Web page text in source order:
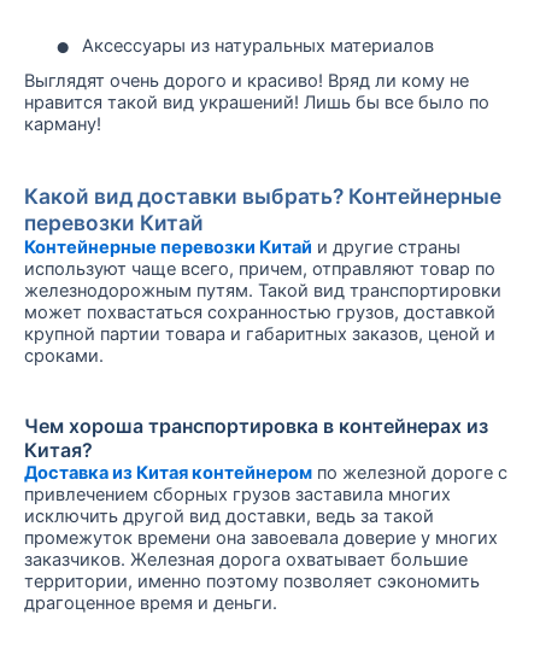
•
Аксессуары из натуральных материалов
Выглядят очень дорого и красиво! Вряд ли кому не
нравится такой вид украшений! Лишь бы все было по
карману!
Какой вид доставки выбрать? Контейнерные
перевозки Китай
Контейнерные перевозки Китай и другие страны
используют чаще всего, причем, отправляют товар по
железнодорожным путям. Такой вид транспортировки
может похвастаться сохранностью грузов, доставкой
крупной партии товара и габаритных заказов, ценой и
сроками.
Чем хороша транспортировка в контейнерах из
Китая?
Доставка из Китая контейнером по железной дороге с
привлечением сборных грузов заставила многих
исключить другой вид доставки, ведь за такой
промежуток времени она завоевала доверие у многих
заказчиков. Железная дорога охватывает большие
территории, именно поэтому позволяет сэкономить
драгоценное время и деньги.